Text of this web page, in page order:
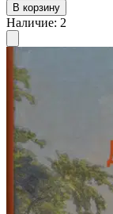
В корзину
Наличие: 2